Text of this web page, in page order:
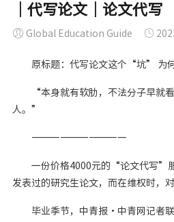
｜代写论文｜论文代写
Global Education Guide
原标题：代写论文这个“坑” 为何
“本身就有软肋，不法分子早就看
人。”
――――――――――
一份价格4000元的“论文代写”服
发表过的研究生论文，而在维权时，
毕业季节，中青报・中青网记者